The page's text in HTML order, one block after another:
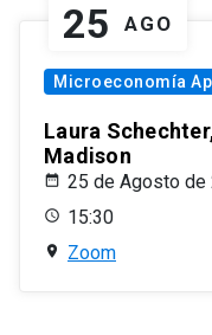
25 AGO
Microeconomía
Laura
Madison
25 de Agosto de
15:30
Zoom